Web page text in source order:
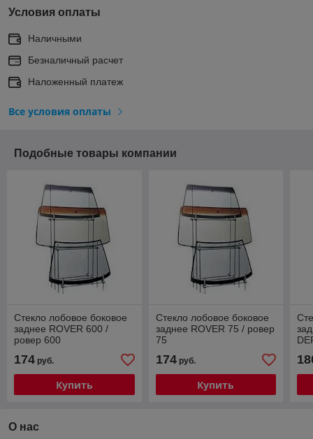
Условия оплаты
Наличными
Безналичный расчет
Наложенный платеж
Все условия оплаты
Подобные товары компании
Стекло лобовое боковое
заднее ROVER 600 /
ровер 600
174 руб.
Купить
Стекло лобовое боковое
заднее ROVER 75 / ровер
75
174руб.
Купить
О нас